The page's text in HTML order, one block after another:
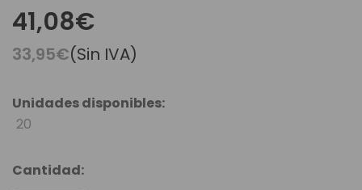
41,08€
33,95€(Sin IVA)
Unidades disponibles:
20
Cantidad: